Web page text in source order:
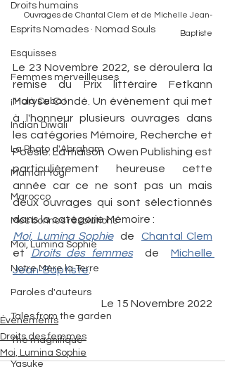
Droits humains
Esprits Nomades · Nomad Souls
Esquisses
Femmes merveilleuses
¡ Holà Cuba !
Indian Diwali
La Photo d'Abraham
Maman Yogi
Marocco
Mes bonnes résolutions
Moi, Lumina Sophie
Notre Mère la Terre
Paroles d'auteurs
Tales from the garden
Thé magnifique
Yasuke
Ouvrages de Chantal Clem et de Michelle Jean-
Baptiste
Le 23 Novembre 2022, se déroulera la
remise du Prix littéraire Fetkann
Maryse Condé. Un évènement qui met
à l'honneur plusieurs ouvrages dans
les catégories Mémoire, Recherche et
Poésie. La maison Owen Publishing est
particulièrement heureuse cette
année car ce ne sont pas un mais
deux ouvrages qui sont sélectionnés
dans la catégorie Mémoire :
Moi, Lumina Sophie
  de
Chantal Clem
et Droits des femmes
  de
Michelle
Jean-Baptiste.
Le 15 Novembre 2022
Évènements
Droits des femmes
Moi, Lumina Sophie